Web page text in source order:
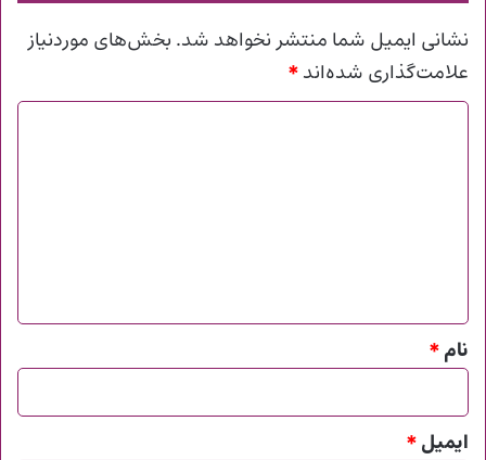
نشانی ایمیل شما منتشر نخواهد شد. بخش‌های موردنیاز
علامت‌گذاری شده‌اند*
*
نام*
ایمیل*